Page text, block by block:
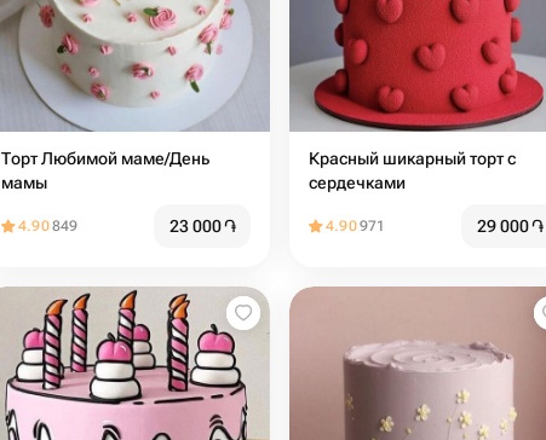
Торт Любимой маме/День
мамы
4.90849 23 000֏
Красный шикарный торт с
сердечками
4.90971 29 000֏